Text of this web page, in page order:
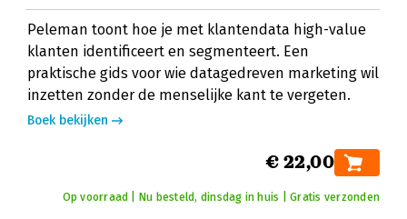
Peleman toont hoe je met klantendata high-value
klanten identificeert en segmenteert. Een
praktische gids voor wie datagedreven marketing wil
inzetten zonder de menselijke kant te vergeten.
Boek bekijken
€ 22,00
Op voorraad | Nu besteld, dinsdag in huis | Gratis verzonden